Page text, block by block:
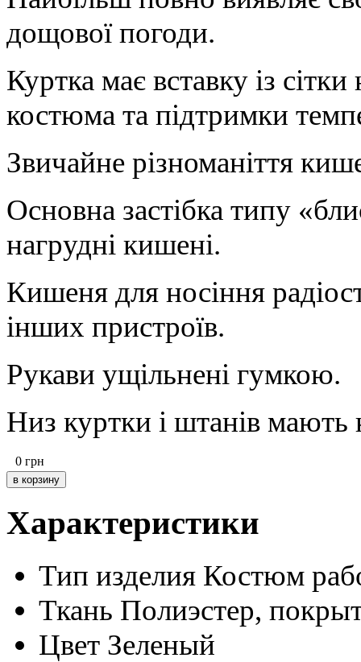
дощової погоди.
Куртка має вставку із
костюма та підтримки
Звичайне різноманіття
Основна застібка типу
нагрудні кишені.
Кишеня для носіння
інших пристроїв.
Рукави ущільнені гумкою.
Низ куртки і штанів мають
0 грн
Характеристики
Тип изделия Костюм
Ткань Полиэстер,
Цвет Зеленый